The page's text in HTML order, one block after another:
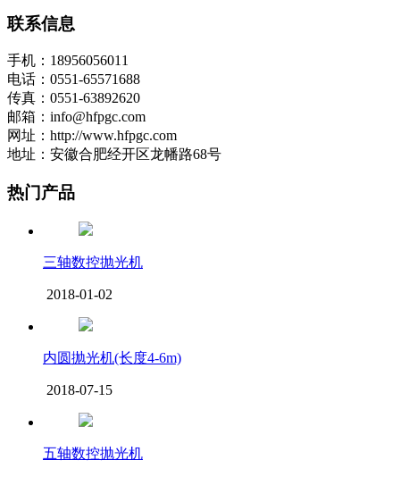
联系信息
手机：18956056011
电话：0551-65571688
传真：0551-63892620
邮箱：info@hfpgc.com
网址：http://www.hfpgc.com
地址：安徽合肥经开区龙幡路68号
热门产品
三轴数控抛光机
2018-01-02
内圆抛光机(长度4-6m)
2018-07-15
五轴数控抛光机